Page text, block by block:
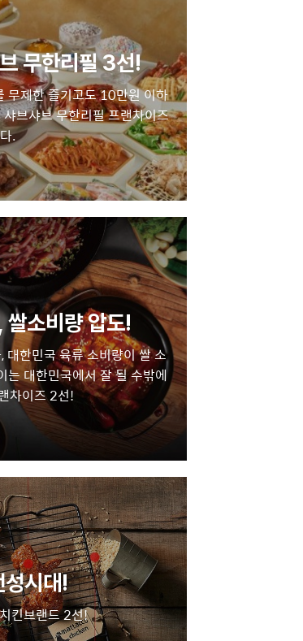
무한리필 3선!
무제한 즐기고도 10만원 이하
브샤브 무한리필 프랜차이즈
.
쌀소비량 압도!
대한민국 육류 소비량이 쌀 소
는 대한민국에서 잘 될 수밖에
차이즈 2선!
성시대!
킨브랜드 2선!